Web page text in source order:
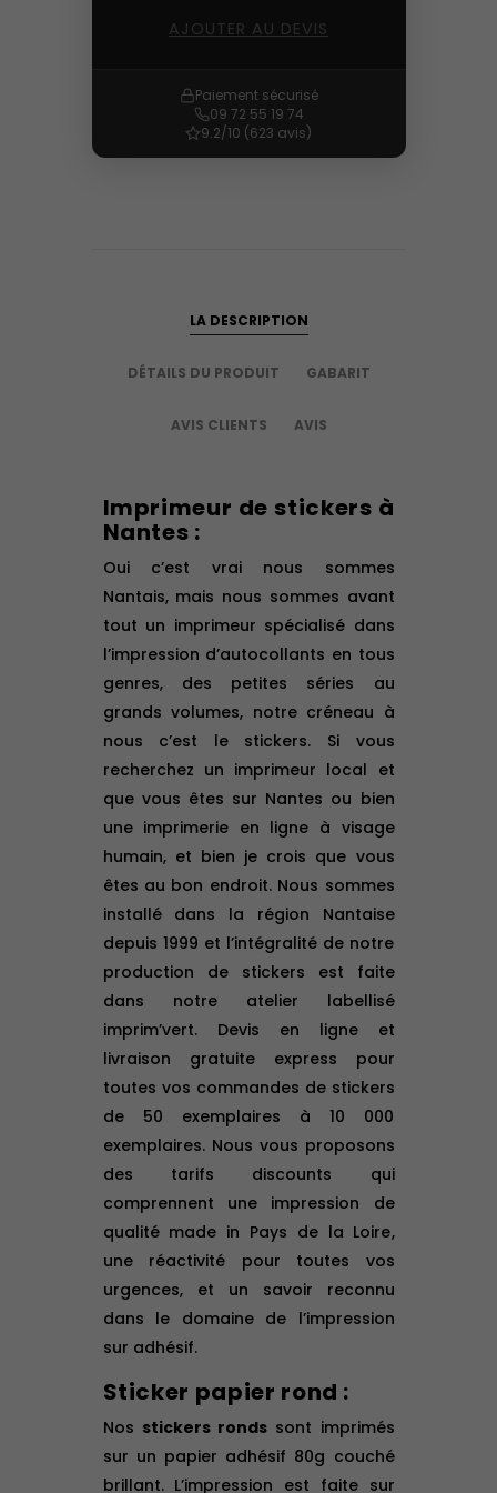
AJOUTER AU DEVIS
Paiement sécurisé
09 72 55 19 74
9.2/10 (623 avis)
LA DESCRIPTION
DÉTAILS DU PRODUIT GABARIT
AVIS CLIENTS AVIS
Imprimeur de stickers à
Nantes :
Oui c’est vrai nous sommes
Nantais, mais nous sommes avant
tout un imprimeur spécialisé dans
l’impression d’autocollants en tous
genres, des petites séries au
grands volumes, notre créneau à
nous c’est le stickers. Si vous
recherchez un imprimeur local et
que vous êtes sur Nantes ou bien
une imprimerie en ligne à visage
humain, et bien je crois que vous
êtes au bon endroit. Nous sommes
installé dans la région Nantaise
depuis 1999 et l’intégralité de notre
production de stickers est faite
dans notre atelier labellisé
imprim’vert. Devis en ligne et
livraison gratuite express pour
toutes vos commandes de stickers
de 50 exemplaires à 10 000
exemplaires. Nous vous proposons
des tarifs discounts qui
comprennent une impression de
qualité made in Pays de la Loire,
une réactivité pour toutes vos
urgences, et un savoir reconnu
dans le domaine de l’impression
sur adhésif.
Sticker papier rond :
Nos stickers ronds sont imprimés
sur un papier adhésif 80g couché
brillant. L’impression est faite sur